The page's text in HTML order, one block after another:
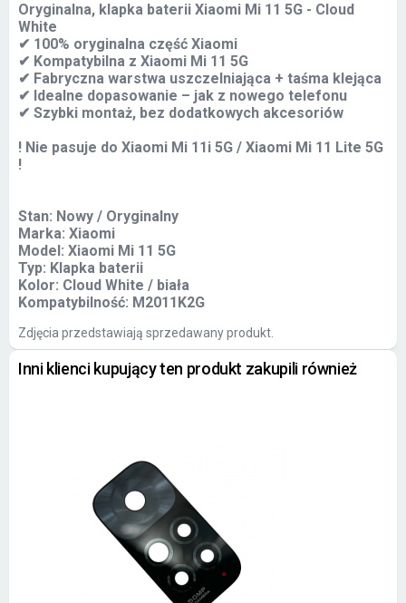
Oryginalna, klapka baterii Xiaomi Mi 11 5G - Cloud
White
✔ 100% oryginalna część Xiaomi
✔ Kompatybilna z Xiaomi Mi 11 5G
✔ Fabryczna warstwa uszczelniająca + taśma klejąca
✔ Idealne dopasowanie – jak z nowego telefonu
✔ Szybki montaż, bez dodatkowych akcesoriów
! Nie pasuje do Xiaomi Mi 11i 5G / Xiaomi Mi 11 Lite 5G
!
Stan: Nowy / Oryginalny
Marka: Xiaomi
Model: Xiaomi Mi 11 5G
Typ: Klapka baterii
Kolor: Cloud White / biała
Kompatybilność: M2011K2G
Zdjęcia przedstawiają sprzedawany produkt.
Inni klienci kupujący ten produkt zakupili również